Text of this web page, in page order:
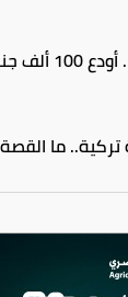
فرصة ذهبية
ما